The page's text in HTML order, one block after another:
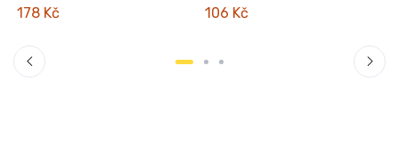
178 Kč 106 Kč